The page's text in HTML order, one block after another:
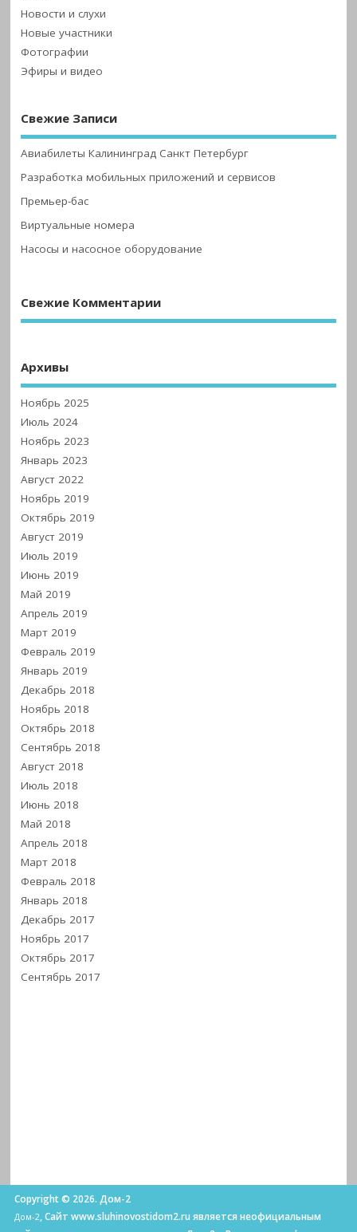
Новости и слухи
Новые участники
Фотографии
Эфиры и видео
Свежие Записи
Авиабилеты Калининград Санкт Петербург
Разработка мобильных приложений и сервисов
Премьер-бас
Виртуальные номера
Насосы и насосное оборудование
Свежие Комментарии
Архивы
Ноябрь 2025
Июль 2024
Ноябрь 2023
Январь 2023
Август 2022
Ноябрь 2019
Октябрь 2019
Август 2019
Июль 2019
Июнь 2019
Май 2019
Апрель 2019
Март 2019
Февраль 2019
Январь 2019
Декабрь 2018
Ноябрь 2018
Октябрь 2018
Сентябрь 2018
Август 2018
Июль 2018
Июнь 2018
Май 2018
Апрель 2018
Март 2018
Февраль 2018
Январь 2018
Декабрь 2017
Ноябрь 2017
Октябрь 2017
Сентябрь 2017
Copyright © 2026. Дом-2
Дом-2, Сайт www.sluhinovostidom2.ru является неофициальным